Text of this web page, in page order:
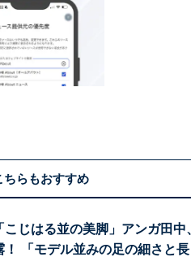
ちらもおすすめ
こじはる並の美脚」アンガ田
！ 「モデル並みの足の細さと長